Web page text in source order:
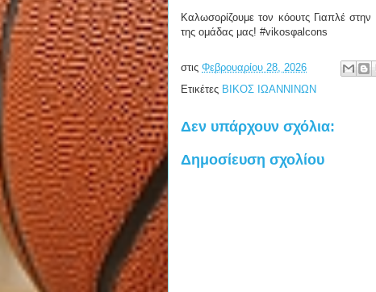
Καλωσορίζουμε τον κόουτς Γιαπλέ
της ομάδας μας! #vikosφalcons
στις Φεβρουαρίου 28, 2026
Ετικέτες ΒΙΚΟΣ ΙΩΑΝΝΙΝΩΝ
Δεν υπάρχουν σχόλια:
Δημοσίευση σχολίου